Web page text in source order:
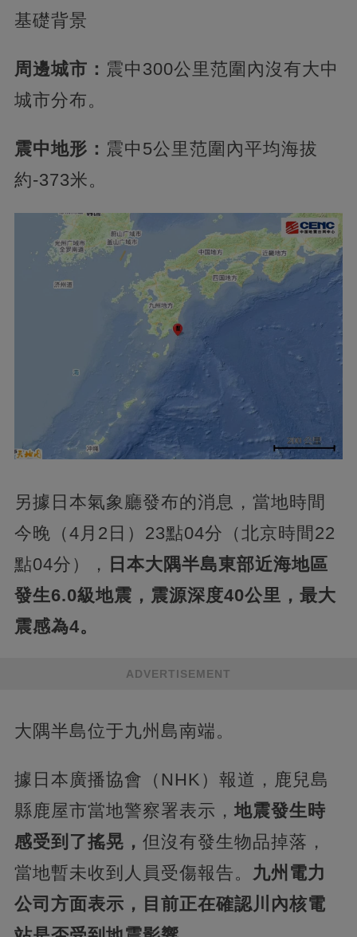
基礎背景
周邊城市： 震中300公里范圍內沒有大中
城市分布。
震中地形： 震中5公里范圍內平均海拔
約-373米。
另據日本氣象廳發布的消息，當地時間
今晚（4月2日）23點04分（北京時間22
點04分），
日本大隅半島東部近海地區
發生6.0級地震，震源深度40公里，最大
震感為4。
ADVERTISEMENT
大隅半島位于九州島南端。
據日本廣播協會（NHK）報道，鹿兒島
縣鹿屋市當地警察署表示， 地震發生時
感受到了搖晃， 但沒有發生物品掉落，
當地暫未收到人員受傷報告。 九州電力
公司方面表示，目前正在確認川內核電